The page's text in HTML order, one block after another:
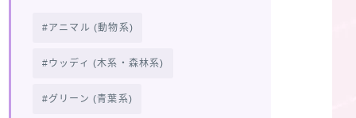
アニマル (動物系)
ウッディ (木系・森林系)
グリーン (青葉系)